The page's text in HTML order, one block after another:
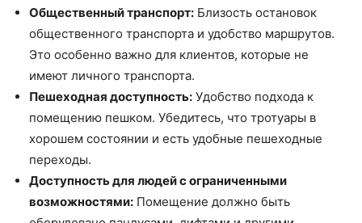
Общественный транспорт: Близость остановок
общественного транспорта и удобство маршрутов.
Это особенно важно для клиентов, которые не
имеют личного транспорта.
Пешеходная доступность: Удобство подхода к
помещению пешком. Убедитесь, что тротуары в
хорошем состоянии и есть удобные пешеходные
переходы.
Доступность для людей с ограниченными
возможностями: Помещение должно быть